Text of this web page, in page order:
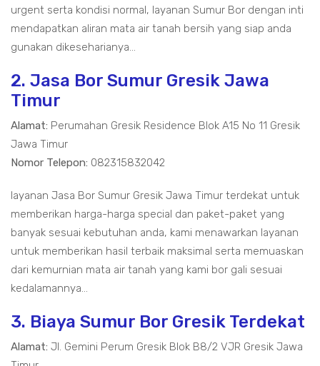
urgent serta kondisi normal, layanan Sumur Bor dengan inti
mendapatkan aliran mata air tanah bersih yang siap anda
gunakan dikeseharianya...
2. Jasa Bor Sumur Gresik Jawa
Timur
Alamat: Perumahan Gresik Residence Blok A15 No 11 Gresik
Jawa Timur
Nomor Telepon: 082315832042
layanan Jasa Bor Sumur Gresik Jawa Timur terdekat untuk
memberikan harga-harga special dan paket-paket yang
banyak sesuai kebutuhan anda, kami menawarkan layanan
untuk memberikan hasil terbaik maksimal serta memuaskan
dari kemurnian mata air tanah yang kami bor gali sesuai
kedalamannya...
3. Biaya Sumur Bor Gresik Terdekat
Alamat: Jl. Gemini Perum Gresik Blok B8/2 VJR Gresik Jawa